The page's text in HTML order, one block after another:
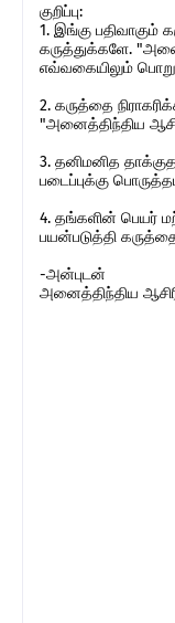
குறிப்பு:
1. இங்கு
கருத்துக்களே.
எவ்வகையிலும்
2. கருத்தை
"அனைத்திந்திய
3. தனிமனித
படைப்புக்கு
4. தங்களின் பெயர்
பயன்படுத்தி
-அன்புடன்
அனைத்திந்திய